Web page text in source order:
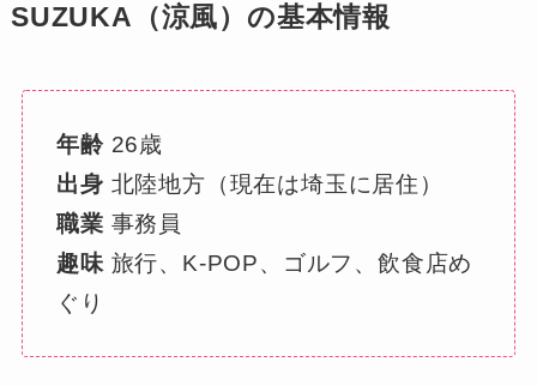
SUZUKA（涼風）の基本情報
年齢26歳
出身 北陸地方（現在は埼玉に居住）
職業 事務員
趣味旅行、K-POP、ゴルフ、飲食店め
ぐり